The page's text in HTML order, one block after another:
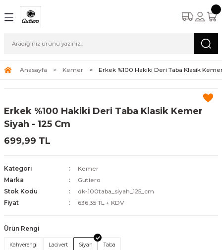
Anasayfa Kemer Erkek %100 Hakiki Deri Taba Klasik
Erkek %100 Hakiki Deri Taba Klasik Kemer
Siyah - 125 Cm
699,99 TL
Kategori
Kemer
Marka
Gutiero
Stok Kodu
dk-100taba_siyah_125_cm
Fiyat
636,35 TL + KDV
Ürün Rengi
Kahverengi Lacivert Siyah Taba